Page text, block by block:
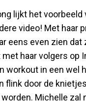
lijkt het voorbeeld
video! Met haar
eens even zien
haar volgers op
in een wel
flink door de
Michelle zal